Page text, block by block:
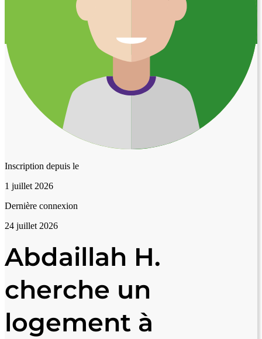
Inscription depuis le
1 juillet 2026
Dernière connexion
24 juillet 2026
Abdaillah H.
cherche un
logement à